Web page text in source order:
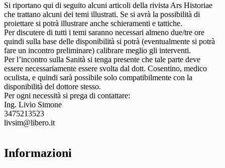
Si riportano qui di seguito alcuni articoli della rivista Ars Historiae
che trattano alcuni dei temi illustrati. Se si avrà la possibilità di
proiettare si potrà illustrare anche schieramenti e tattiche.
Per discutere di tutti i temi saranno necessari almeno due/tre ore
quindi sulla base delle disponibilità si potrà (eventualmente si potrà
fare un incontro preliminare) calibrare meglio gli interventi.
Per l’incontro sulla Sanità si tenga presente che tale parte deve
essere necessariamente essere svolta dal dott. Cosentino, medico
oculista, e quindi sarà possibile solo compatibilmente con la
disponibilità del dottore stesso.
Per ogni necessità si prega di contattare:
Ing. Livio Simone
3475213523
livsim@libero.it
Informazioni